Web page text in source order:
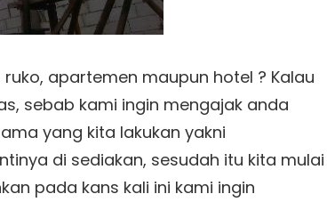
apartemen maupun hotel ? Kalau
sebab kami ingin mengajak anda
yang kita lakukan yakni
di sediakan, sesudah itu kita mulai
pada kans kali ini kami ingin